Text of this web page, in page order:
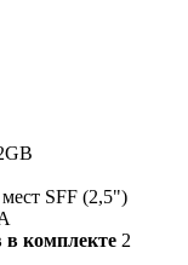
мест SFF (2,5")
в комплекте 2